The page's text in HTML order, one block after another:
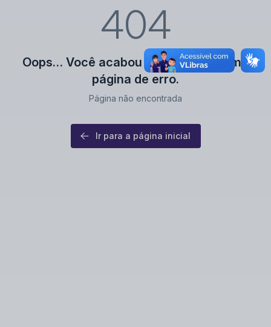
404
Oops… Você acabou de encontrar uma
página de erro.
Página não encontrada
Ir para a página inicial